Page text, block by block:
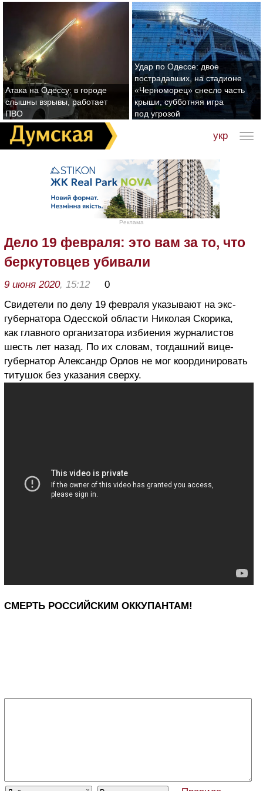
Атака на Одессу: в городе
слышны взрывы, работает
ПВО
Удар по Одессе: двое
пострадавших, на стадионе
«Черноморец» снесло часть
крыши, субботняя игра
под угрозой
укр
Реклама
Дело 19 февраля: это вам за то, что
беркутовцев убивали
9 июня 2020, 15:12
0
Свидетели по делу 19 февраля указывают на экс-
губернатора Одесской области Николая Скорика,
как главного организатора избиения журналистов
шесть лет назад. По их словам, тогдашний вице-
губернатор Александр Орлов не мог координировать
титушок без указания сверху.
СМЕРТЬ РОССИЙСКИМ ОККУПАНТАМ!